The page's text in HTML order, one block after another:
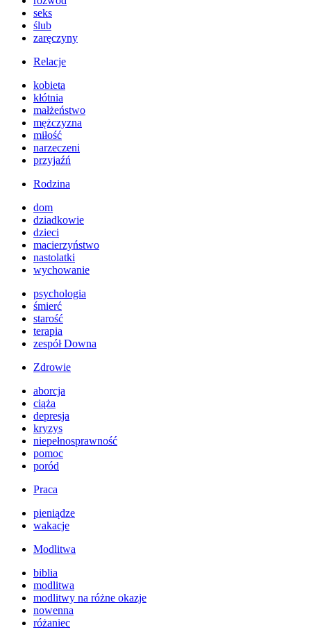
seks
ślub
zaręczyny
Relacje
kobieta
kłótnia
małżeństwo
mężczyzna
miłość
narzeczeni
przyjaźń
Rodzina
dom
dziadkowie
dzieci
macierzyństwo
nastolatki
wychowanie
psychologia
śmierć
starość
terapia
zespół Downa
Zdrowie
aborcja
ciąża
depresja
kryzys
niepełnosprawność
pomoc
poród
Praca
pieniądze
wakacje
Modlitwa
biblia
modlitwa
modlitwy na różne okazje
nowenna
różaniec